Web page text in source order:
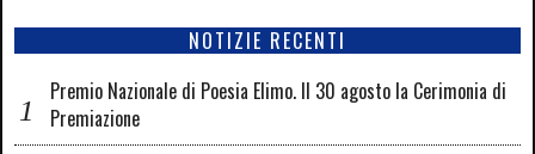
NOTIZIE RECENTI
Premio Nazionale di Poesia Elimo. Il 30 agosto la Cerimonia di
Premiazione